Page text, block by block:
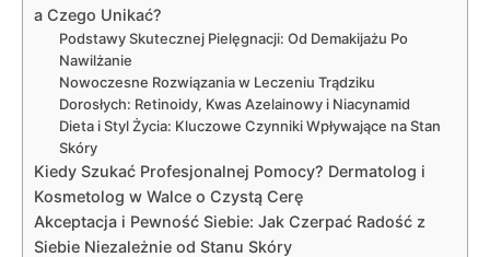
a Czego Unikać?
Podstawy Skutecznej Pielęgnacji: Od Demakijażu Po
Nawilżanie
Nowoczesne Rozwiązania w Leczeniu Trądziku
Dorosłych: Retinoidy, Kwas Azelainowy i Niacynamid
Dieta i Styl Życia: Kluczowe Czynniki Wpływające na Stan
Skóry
Kiedy Szukać Profesjonalnej Pomocy? Dermatolog i
Kosmetolog w Walce o Czystą Cerę
Akceptacja i Pewność Siebie: Jak Czerpać Radość z
Siebie Niezależnie od Stanu Skóry